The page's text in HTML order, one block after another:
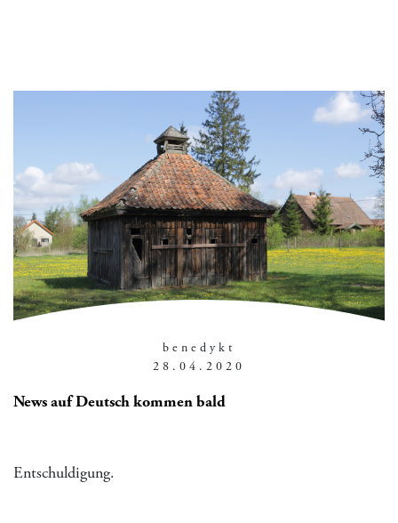
benedykt
28.04.2020
News auf Deutsch kommen bald
Entschuldigung.